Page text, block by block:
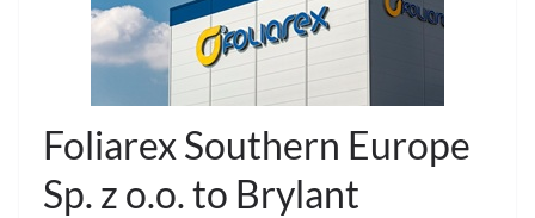
Foliarex Southern Europe
Sp. z o.o. to Brylant